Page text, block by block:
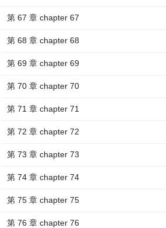
第 67 章 chapter 67
第 68 章 chapter 68
第 69 章 chapter 69
第 70 章 chapter 70
第 71 章 chapter 71
第 72 章 chapter 72
第 73 章 chapter 73
第 74 章 chapter 74
第 75 章 chapter 75
第 76 章 chapter 76